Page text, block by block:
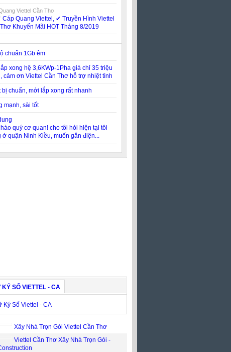
Viettel Cần Thơ
Quang Viettel, ✔‎ Truyền Hình Viettel
Khuyến Mãi HOT Tháng 8/2019
chuẩn 1Gb êm
xong hệ 3,6KWp-1Pha giá chỉ 35 triệu
cảm ơn Viettel Cần Thơ hỗ trợ nhiệt tình
bị chuẩn, mới lắp xong rất nhanh
mạnh, sài tốt
quý cơ quan! cho tôi hỏi hiện tại tôi
ở quận Ninh Kiều, muốn gắn điện...
SỐ VIETTEL - CA
Xây Nhà Trọn Gói Viettel Cần Thơ
Viettel Cần Thơ Xây Nhà Trọn Gói -